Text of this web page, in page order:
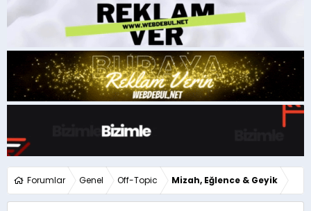
Forumlar Genel Off-Topic Mizah, Eğlence & Geyik